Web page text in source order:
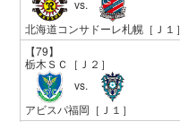
vs.
北海道コンサドーレ札幌 ［Ｊ１］
【79】
栃木ＳＣ
［Ｊ２］
vs.
アビスパ福岡 ［Ｊ１］